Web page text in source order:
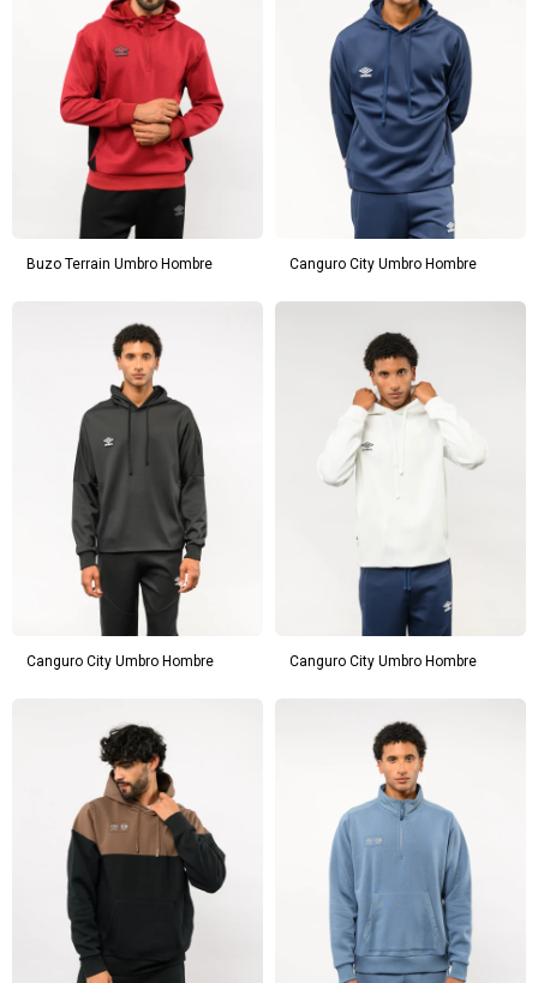
Buzo Terrain Umbro Hombre Canguro City Umbro Hombre
Canguro City Umbro Hombre Canguro City Umbro Hombre